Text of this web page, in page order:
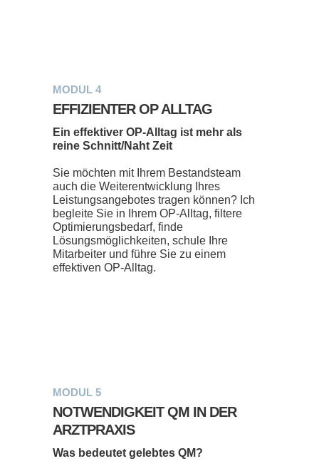
MODUL 4
EFFIZIENTER OP ALLTAG
Ein effektiver OP-Alltag ist mehr als
reine Schnitt/Naht Zeit
Sie möchten mit Ihrem Bestandsteam
auch die Weiterentwicklung Ihres
Leistungsangebotes tragen können? Ich
begleite Sie in Ihrem OP-Alltag, filtere
Optimierungsbedarf, finde
Lösungsmöglichkeiten, schule Ihre
Mitarbeiter und führe Sie zu einem
effektiven OP-Alltag.
MODUL 5
NOTWENDIGKEIT QM IN DER
ARZTPRAXIS
Was bedeutet gelebtes QM?